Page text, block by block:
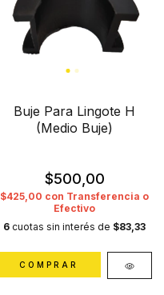
Buje Para Lingote H
(Medio Buje)
$500,00
$425,00 con Transferencia o
Efectivo
6 cuotas sin interés de $83,33